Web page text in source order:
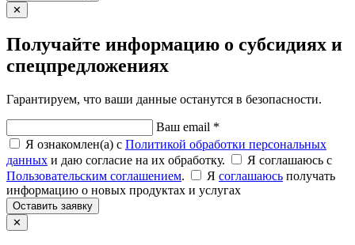
✕
Получайте информацию о субсидиях и
спецпредложениях
Гарантируем, что ваши данные останутся в безопасности.
Ваш email *
Я ознакомлен(а) с Политикой обработки персональных
данных и даю согласие на их обработку.
Я соглашаюсь c
Пользовательским соглашением. Я соглашаюсь получать
информацию о новых продуктах и услугах
Оставить заявку
✕